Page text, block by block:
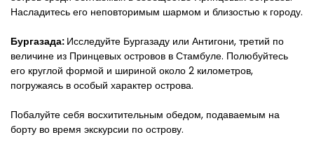
Насладитесь его неповторимым шармом и близостью к городу.
Бургазада: Исследуйте Бургазаду или Антигони, третий по
величине из Принцевых островов в Стамбуле. Полюбуйтесь
его круглой формой и шириной около 2 километров,
погружаясь в особый характер острова.
Побалуйте себя восхитительным обедом, подаваемым на
борту во время экскурсии по острову.